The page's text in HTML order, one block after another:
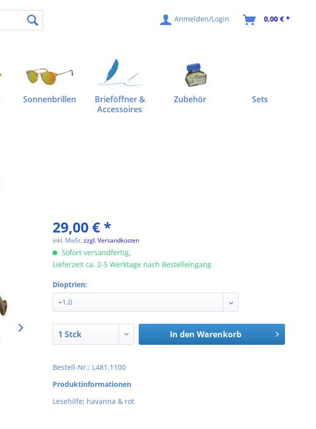
Anmelden/Login 0,00 € *
Sonnenbrillen
Brieföffner &
Accessoires
Zubehör Sets
29,00 € *
inkl. MwSt.zzgl. Versandkosten
Sofort versandfertig,
Lieferzeit ca. 2-5 Werktage nach Bestelleingang
Dioptrien:
In den Warenkorb
Bestell-Nr.: L481.1100
Produktinformationen
Lesehilfe; havanna & rot